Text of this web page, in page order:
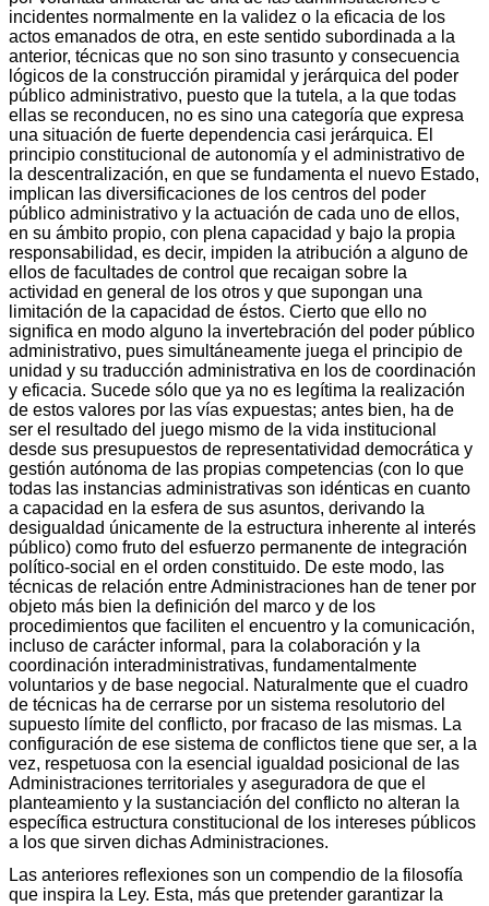
incidentes normalmente en la validez o la eficacia de los
actos emanados de otra, en este sentido subordinada a la
anterior, técnicas que no son sino trasunto y consecuencia
lógicos de la construcción piramidal y jerárquica del poder
público administrativo, puesto que la tutela, a la que todas
ellas se reconducen, no es sino una categoría que expresa
una situación de fuerte dependencia casi jerárquica. El
principio constitucional de autonomía y el administrativo de
la descentralización, en que se fundamenta el nuevo Estado,
implican las diversificaciones de los centros del poder
público administrativo y la actuación de cada uno de ellos,
en su ámbito propio, con plena capacidad y bajo la propia
responsabilidad, es decir, impiden la atribución a alguno de
ellos de facultades de control que recaigan sobre la
actividad en general de los otros y que supongan una
limitación de la capacidad de éstos. Cierto que ello no
significa en modo alguno la invertebración del poder público
administrativo, pues simultáneamente juega el principio de
unidad y su traducción administrativa en los de coordinación
y eficacia. Sucede sólo que ya no es legítima la realización
de estos valores por las vías expuestas; antes bien, ha de
ser el resultado del juego mismo de la vida institucional
desde sus presupuestos de representatividad democrática y
gestión autónoma de las propias competencias (con lo que
todas las instancias administrativas son idénticas en cuanto
a capacidad en la esfera de sus asuntos, derivando la
desigualdad únicamente de la estructura inherente al interés
público) como fruto del esfuerzo permanente de integración
político-social en el orden constituido. De este modo, las
técnicas de relación entre Administraciones han de tener por
objeto más bien la definición del marco y de los
procedimientos que faciliten el encuentro y la comunicación,
incluso de carácter informal, para la colaboración y la
coordinación interadministrativas, fundamentalmente
voluntarios y de base negocial. Naturalmente que el cuadro
de técnicas ha de cerrarse por un sistema resolutorio del
supuesto límite del conflicto, por fracaso de las mismas. La
configuración de ese sistema de conflictos tiene que ser, a la
vez, respetuosa con la esencial igualdad posicional de las
Administraciones territoriales y aseguradora de que el
planteamiento y la sustanciación del conflicto no alteran la
específica estructura constitucional de los intereses públicos
a los que sirven dichas Administraciones.
Las anteriores reflexiones son un compendio de la filosofía
que inspira la Ley. Esta, más que pretender garantizar la